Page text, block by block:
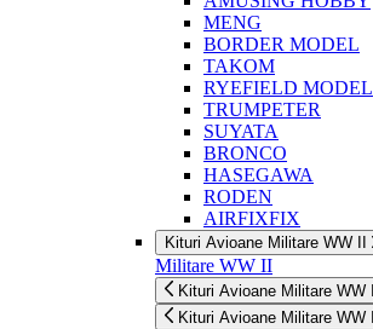
MENG
BORDER MODEL
TAKOM
RYEFIELD MODEL
TRUMPETER
SUYATA
BRONCO
HASEGAWA
RODEN
AIRFIXFIX
Kituri Avioane Militare WW II
Militare WW II
Kituri Avioane Militare WW II
Kituri Avioane Militare WW II